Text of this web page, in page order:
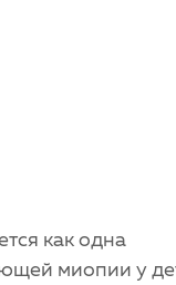
как одна
миопии у